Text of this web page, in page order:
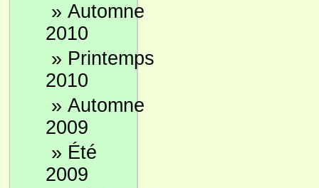
» Automne
2010
» Printemps
2010
» Automne
2009
» Été
2009